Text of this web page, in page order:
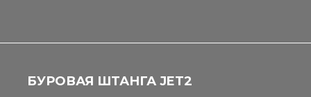
БУРОВАЯ ШТАНГА JET2